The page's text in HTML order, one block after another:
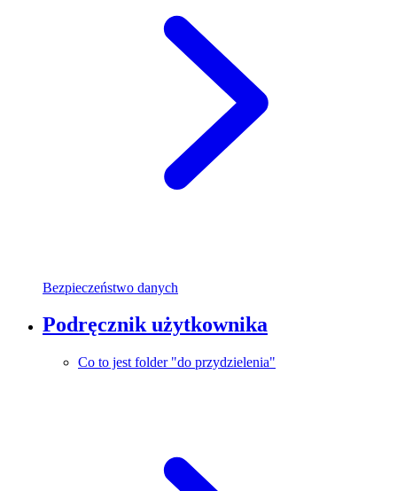
Bezpieczeństwo danych
Podręcznik użytkownika
Co to jest folder "do przydzielenia"